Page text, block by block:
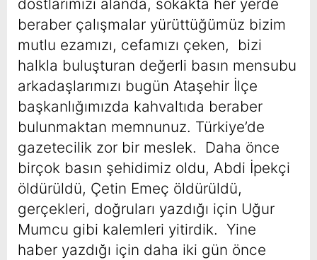
dostlarımızı alanda, sokakta her yerde
beraber çalışmalar yürüttüğümüz bizim
mutlu ezamızı, cefamızı çeken, bizi
halkla buluşturan değerli basın mensubu
arkadaşlarımızı bugün Ataşehir İlçe
başkanlığımızda kahvaltıda beraber
bulunmaktan memnunuz. Türkiye’de
gazetecilik zor bir meslek. Daha önce
birçok basın şehidimiz oldu, Abdi İpekçi
öldürüldü, Çetin Emeç öldürüldü,
gerçekleri, doğruları yazdığı için Uğur
Mumcu gibi kalemleri yitirdik. Yine
haber yazdığı için daha iki gün önce